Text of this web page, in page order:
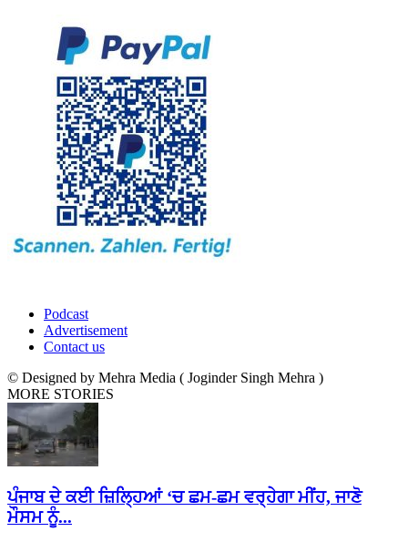
Podcast
Advertisement
Contact us
© Designed by Mehra Media ( Joginder Singh Mehra )
MORE STORIES
ਪੰਜਾਬ ਦੇ ਕਈ ਜ਼ਿਲ੍ਹਿਆਂ ‘ਚ ਛਮ-ਛਮ ਵਰ੍ਹੇਗਾ ਮੀਂਹ, ਜਾਣੋ
ਮੌਸਮ ਨੂੰ...